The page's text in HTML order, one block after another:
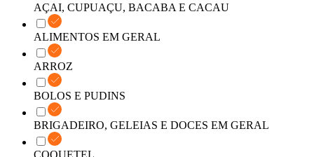
AÇAI, CUPUAÇU, BACABA E CACAU
ALIMENTOS EM GERAL
ARROZ
BOLOS E PUDINS
BRIGADEIRO, GELEIAS E DOCES EM GERAL
COQUETEL